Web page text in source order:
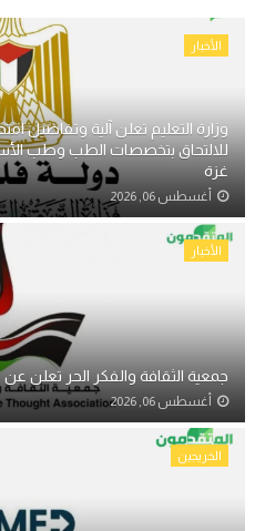
الأخبار
وزارة التعليم تعلن آلية وتفاصيل
للالتحاق بتخصصات الطب وطب
غزة
أغسطس 06, 2026
الأخبار
جمعية الثقافة والفكر الحر تعلن
أغسطس 06, 2026
الخريجين